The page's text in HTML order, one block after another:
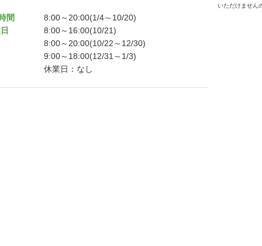
間
8:00～20:00(1/4～10/20)
8:00～16:00(10/21)
8:00～20:00(10/22～12/30)
9:00～18:00(12/31～1/3)
休業日：なし
いただけません